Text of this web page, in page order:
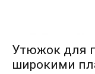
Утюжок для
широкими